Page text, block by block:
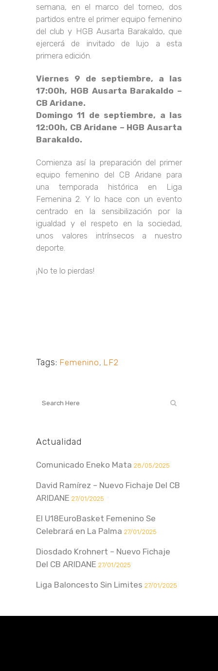
semana, en el marco del torneo, dos
partidos entre el primer equipo femenino
del club y HGB Ausarta Barakaldo, que
ejercerá de invitado de lujo a esta
primera edición.
Viernes 9 de septiembre, a las
17:00h, HGB Ausarta Barakaldo –
CB Aridane.
Domingo 11 de septiembre, a las
12:00h, CB Aridane – HGB Ausarta
Barakaldo.
Comienza así la preparación del primer
equipo femenino del CB Aridane para
una temporada histórica en Liga
Femenina 2. Y lo hace con un evento
centrado en la sensibilización por la
igualdad y el respeto en la sociedad,
unos valores intrínsecos a nuestro
deporte.
¡No te lo pierdas!
Tags: Femenino, LF2
Actualidad
Comunicado Eneko Mata 28/05/2025
David Ramírez – Nuevo Fichaje Del CB
ARIDANE 27/01/2025
El U18EuroBasket Femenino Se
Celebrará en La Palma 27/01/2025
Diosdado Krohnert – Nuevo Fichaje
Del CB ARIDANE 27/01/2025
Liga Baloncesto Sin Limites 27/01/2025